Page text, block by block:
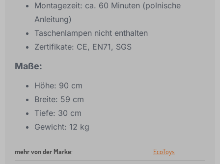
Montagezeit: ca. 60 Minuten (polnische
Anleitung)
Taschenlampen nicht enthalten
Zertifikate: CE, EN71, SGS
Maße:
Höhe: 90 cm
Breite: 59 cm
Tiefe: 30 cm
Gewicht: 12 kg
mehr von der Marke: EcoToys